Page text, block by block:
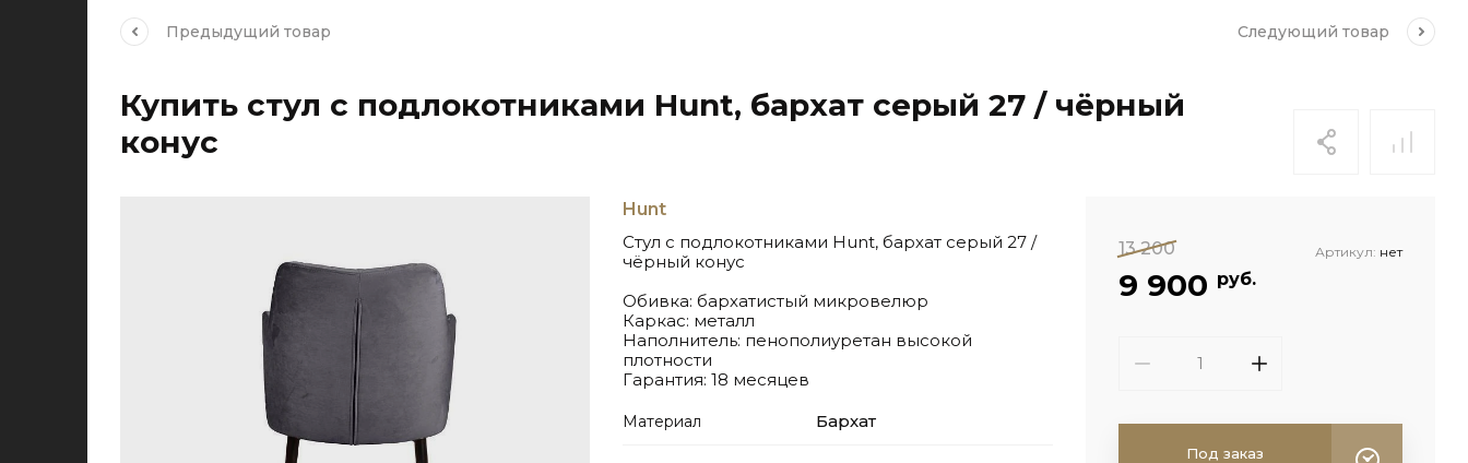
Предыдущий товар Следующий товар
Купить стул с подлокотниками Hunt, бархат серый 27 / чёрный
конус
Hunt
Стул с подлокотниками Hunt, бархат серый 27 /
чёрный конус
Обивка: бархатистый микровелюр
Каркас: металл
Наполнитель: пенополиуретан высокой
плотности
Гарантия: 18 месяцев
Материал Бархат
13 200
9 900 руб.
Артикул: нет
Под заказ